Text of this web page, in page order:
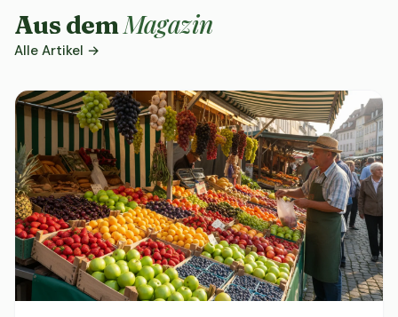
Aus demMagazin
Alle Artikel →